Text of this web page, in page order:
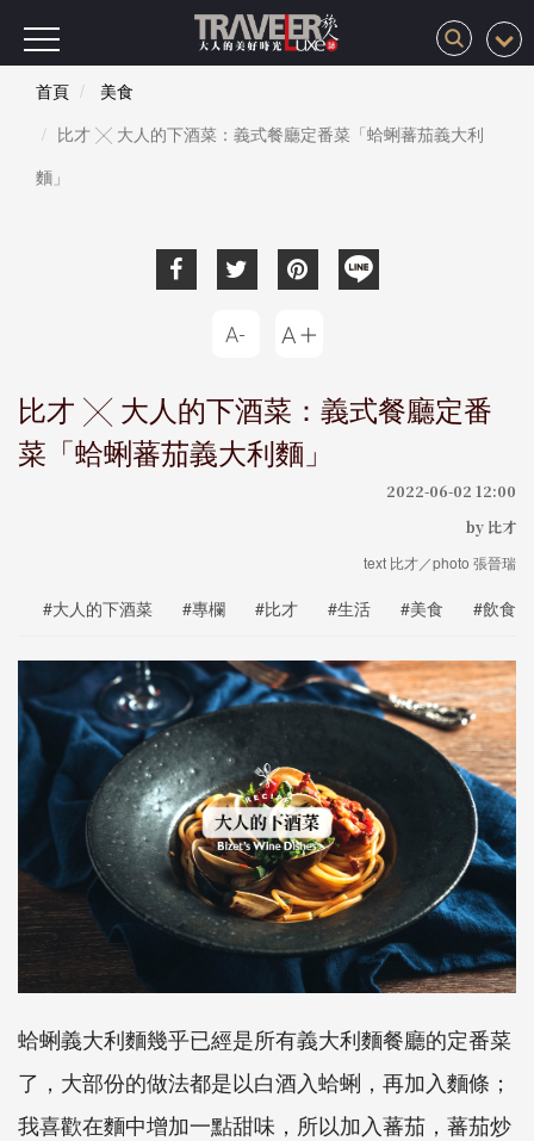
首頁
美食
比才 ╳ 大人的下酒菜：義式餐廳定番菜「蛤蜊蕃茄義大利
麵」
比才 ╳ 大人的下酒菜：義式餐廳定番
菜「蛤蜊蕃茄義大利麵」
2022-06-02 12:00
by 比才
text 比才／photo 張晉瑞
#大人的下酒菜 #專欄 #比才 #生活 #美食 #飲食
蛤蜊義大利麵幾乎已經是所有義大利麵餐廳的定番菜
了，大部份的做法都是以白酒入蛤蜊，再加入麵條；
我喜歡在麵中增加一點甜味，所以加入蕃茄，蕃茄炒